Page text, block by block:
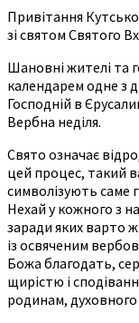
Привітання
зі святом Святого
Шановні жителі та
календарем одне з
Господній в
Вербна неділя.
Свято означає
цей процес, такий
символізують саме
Нехай у кожного з
заради яких варто
із освяченим
Божа благодать,
щирістю і
родинам,